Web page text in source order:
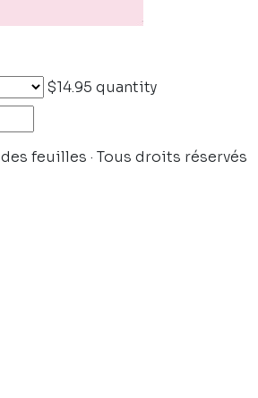
$14.95 quantity
des feuilles · Tous droits réservés